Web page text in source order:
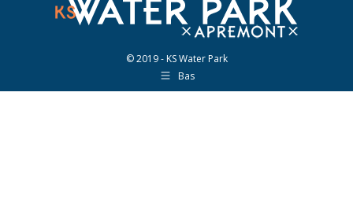
© 2019 - KS Water Park
Bas